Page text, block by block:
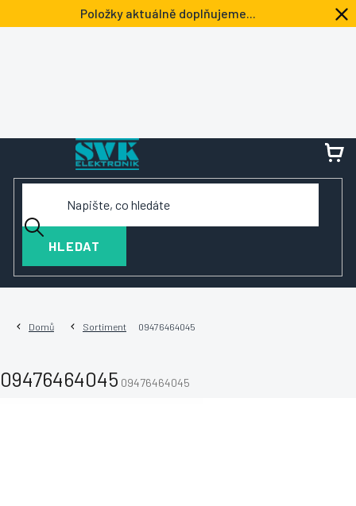
na
Položky aktuálně doplňujeme...
HLEDAT
Domů Sortiment 09476464045
09476464045 09476464045